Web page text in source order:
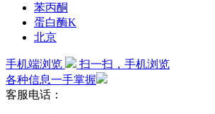
苯丙酮
蛋白酶K
北京
手机端浏览
扫一扫，手机浏览
各种信息一手掌握
客服电话：